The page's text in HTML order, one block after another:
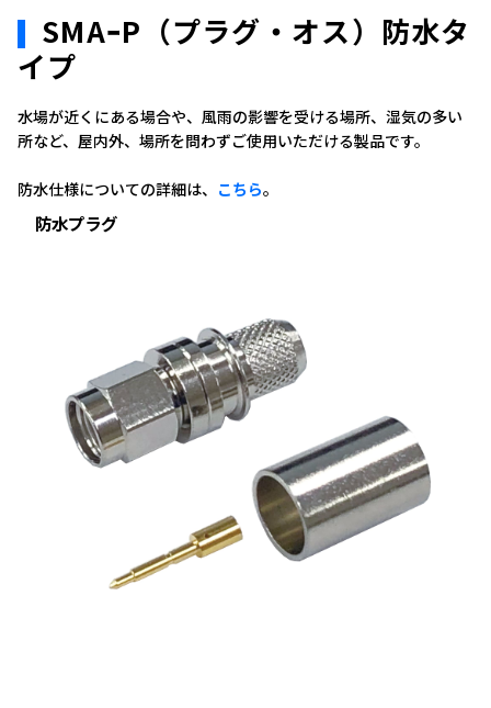
SMAｰP（プラグ・オス）防水タ
イプ
水場が近くにある場合や、風雨の影響を受ける場所、湿気の多い
所など、屋内外、場所を問わずご使用いただける製品です。
防水仕様についての詳細は、 こちら。
防水プラグ